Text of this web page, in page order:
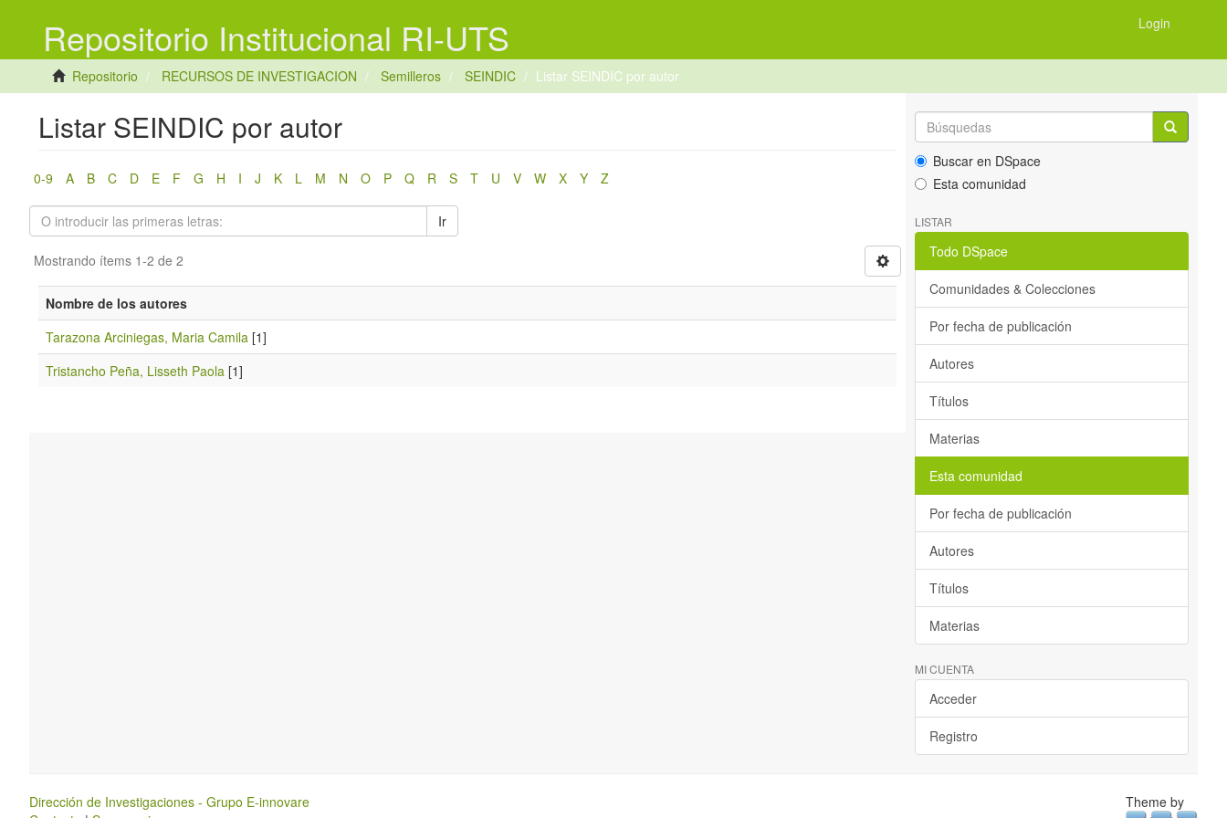
Repositorio Institucional RI-UTS Login
Repositorio RECURSOS DE INVESTIGACION Semilleros SEINDIC Listar SEINDIC por autor
Listar SEINDIC por autor
0-9 A B C D E F G H I J K L M N O P Q R S T U V W X Y Z
Ir
Mostrando ítems 1-2 de 2
Nombre de los autores
Tarazona Arciniegas, Maria Camila [1]
Tristancho Peña, Lisseth Paola [1]
Buscar en DSpace
Esta comunidad
LISTAR
Todo DSpace
Comunidades & Colecciones
Por fecha de publicación
Autores
Títulos
Materias
Esta comunidad
Por fecha de publicación
Autores
Títulos
Materias
MI CUENTA
Acceder
Registro
Dirección de Investigaciones - Grupo E-innovare
Theme by